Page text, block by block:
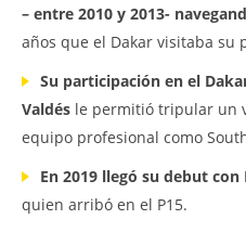
– entre 2010 y 2013-
años que el Dakar visitaba su
Su participación en el
Valdés le permitió tripular un
equipo profesional como
En 2019 llegó su debut con
quien arribó en el P15.